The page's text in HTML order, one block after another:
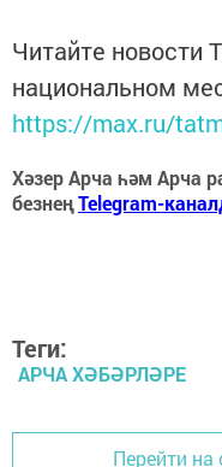
Читайте новости
национальном
https://max.ru/
Хәзер Арча һәм Арча
безнеңTelegram-
Теги:
АРЧА ХӘБӘРЛӘРЕ
Перейти на